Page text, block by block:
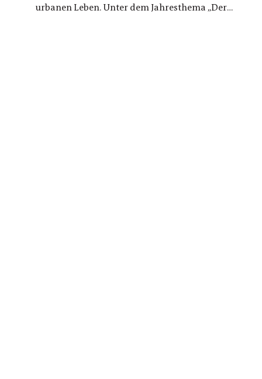
urbanen Leben. Unter dem Jahresthema „Der